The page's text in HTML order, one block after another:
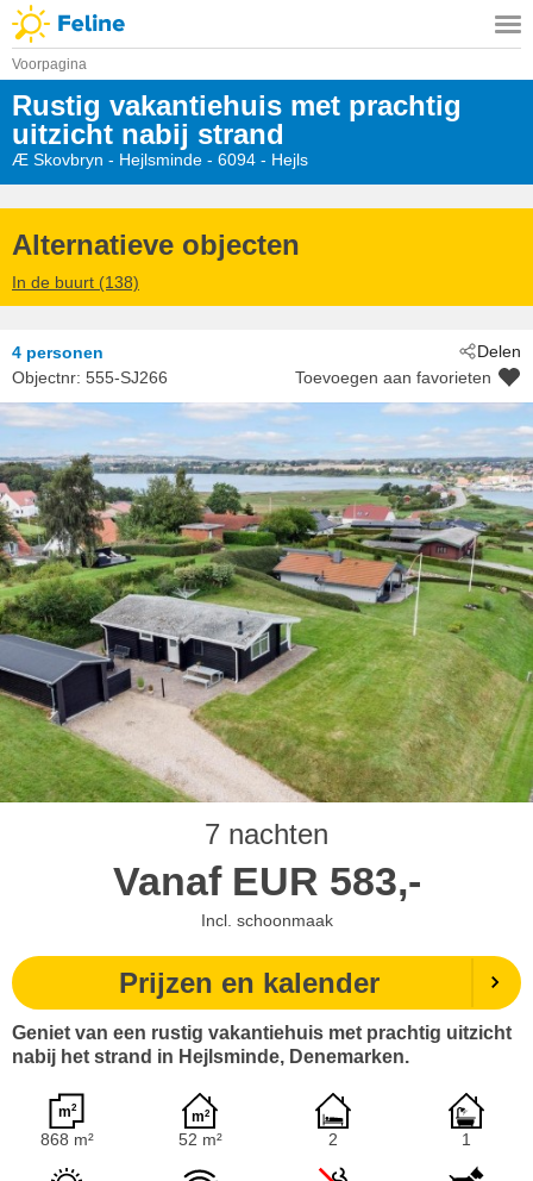
Voorpagina
Rustig vakantiehuis met prachtig
uitzicht nabij strand
Æ Skovbryn - Hejlsminde - 6094 - Hejls
Alternatieve objecten
In de buurt (138)
Delen
4 personen
Objectnr: 555-SJ266 Toevoegen aan favorieten
7 nachten
Vanaf EUR 583,-
Incl. schoonmaak
Prijzen en kalender
Geniet van een rustig vakantiehuis met prachtig uitzicht
nabij het strand in Hejlsminde, Denemarken.
868 m² 52 m² 2 1